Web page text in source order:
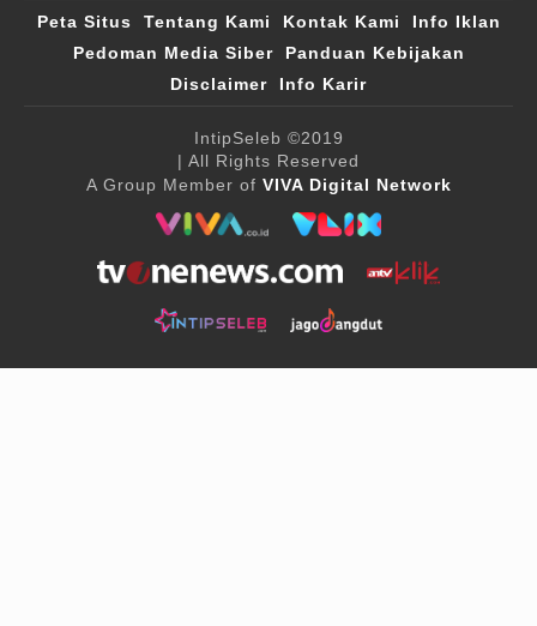
Peta Situs Tentang Kami Kontak Kami
Info Iklan
Pedoman Media Siber
Panduan Kebijakan
Disclaimer
Info Karir
IntipSeleb ©2019
| All Rights Reserved
A Group Member of VIVA Digital Network